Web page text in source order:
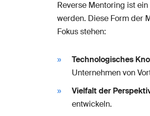
Reverse Mentoring ist
werden. Diese Form der
Fokus stehen:
Technologisches
Unternehmen von
Vielfalt der
entwickeln.